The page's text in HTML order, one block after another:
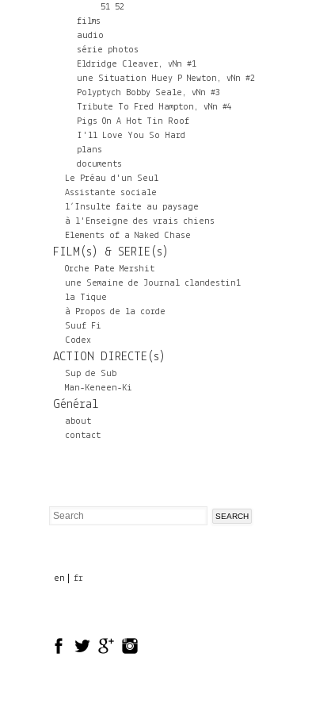
51 52
films
audio
série photos
Eldridge Cleaver, vNn #1
une Situation Huey P Newton, vNn #2
Polyptych Bobby Seale, vNn #3
Tribute To Fred Hampton, vNn #4
Pigs On A Hot Tin Roof
I'll Love You So Hard
plans
documents
Le Préau d'un Seul
Assistante sociale
l’Insulte faite au paysage
à l'Enseigne des vrais chiens
Elements of a Naked Chase
FILM(s) & SERIE(s)
Orche Pate Mershit
une Semaine de Journal clandestin1
la Tique
à Propos de la corde
Suuf Fi
Codex
ACTION DIRECTE(s)
Sup de Sub
Man-Keneen-Ki
Général
about
contact
Search
en fr